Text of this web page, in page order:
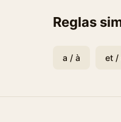
Reglas
a / à et /